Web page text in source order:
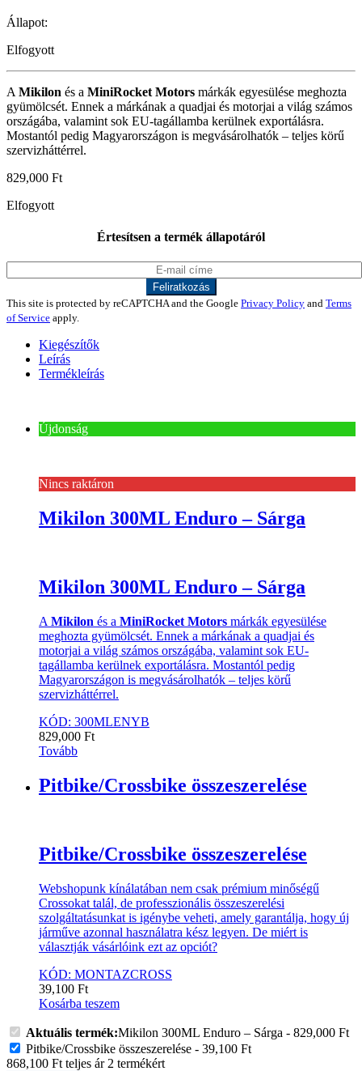
Állapot:
Elfogyott
A Mikilon és a MiniRocket Motors márkák egyesülése meghozta
gyümölcsét. Ennek a márkának a quadjai és motorjai a világ számos
országába, valamint sok EU-tagállamba kerülnek exportálásra.
Mostantól pedig Magyarországon is megvásárolhatók – teljes körű
szervizháttérrel.
829,000 Ft
Elfogyott
Értesítsen a termék állapotáról
This site is protected by reCAPTCHA and the Google Privacy Policy and Terms
of Service apply.
Kiegészítők
Leírás
Termékleírás
Újdonság
Nincs raktáron
Mikilon 300ML Enduro – Sárga
Mikilon 300ML Enduro – Sárga
A Mikilon és a MiniRocket Motors márkák egyesülése
meghozta gyümölcsét. Ennek a márkának a quadjai és
motorjai a világ számos országába, valamint sok EU-
tagállamba kerülnek exportálásra. Mostantól pedig
Magyarországon is megvásárolhatók – teljes körű
szervizháttérrel.
KÓD: 300MLENYB
829,000 Ft
Tovább
Pitbike/Crossbike összeszerelése
Pitbike/Crossbike összeszerelése
Webshopunk kínálatában nem csak prémium minőségű
Crossokat talál, de professzionális összeszerelési
szolgáltatásunkat is igénybe veheti, amely garantálja, hogy új
járműve azonnal használatra kész legyen. De miért is
választják vásárlóink ezt az opciót?
KÓD: MONTAZCROSS
39,100 Ft
Kosárba teszem
Aktuális termék:Mikilon 300ML Enduro – Sárga - 829,000 Ft
Pitbike/Crossbike összeszerelése - 39,100 Ft
868,100 Ft teljes ár 2 termékért